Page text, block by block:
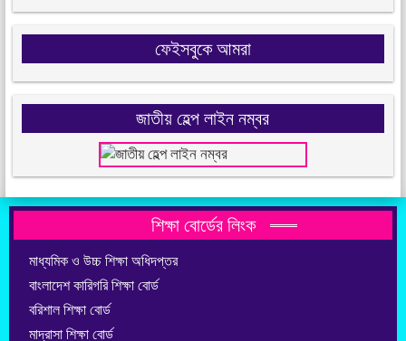
ফেইসবুকে আমরা
জাতীয় হেল্প লাইন নম্বর
শিক্ষা বোর্ডের লিংক
মাধ্যমিক ও উচ্চ শিক্ষা অধিদপ্তর
বাংলাদেশ কারিগরি শিক্ষা বোর্ড
বরিশাল শিক্ষা বোর্ড
মাদ্রাসা শিক্ষা বোর্ড